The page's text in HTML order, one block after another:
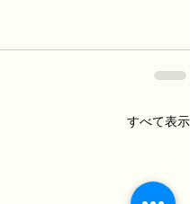
すべて表示